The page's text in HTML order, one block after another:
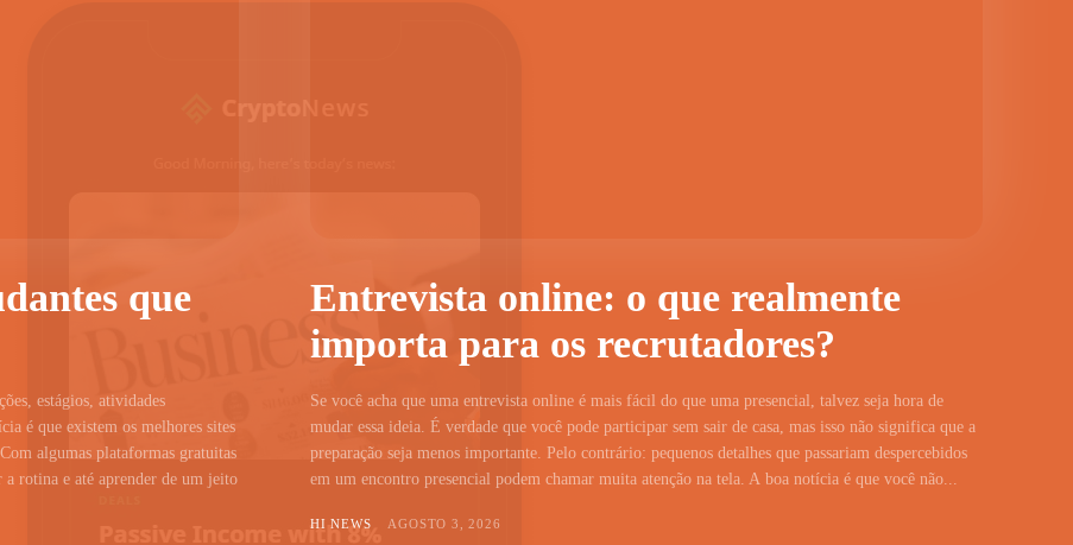
que
estágios, atividades
é que existem os melhores sites
algumas plataformas gratuitas
rotina e até aprender de um jeito
Entrevista online: o que realmente
importa para os recrutadores?
Se você acha que uma entrevista online é mais fácil do que uma presencial, talvez seja hora de
mudar essa ideia. É verdade que você pode participar sem sair de casa, mas isso não significa que a
preparação seja menos importante. Pelo contrário: pequenos detalhes que passariam despercebidos
em um encontro presencial podem chamar muita atenção na tela. A boa notícia é que você não...
HI NEWS AGOSTO 3, 2026